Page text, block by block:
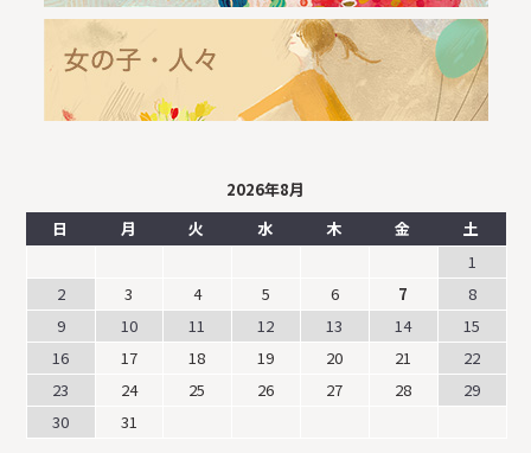
2026年8月
日
月 火 水 木 金
土
1
2
3 4 5 6 7
8
9
10 11 12 13 14
15
16
17 18 19 20 21
22
23
24 25 26 27 28
29
30
31